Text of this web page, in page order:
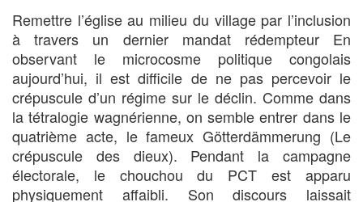
Remettre l’église au milieu du village par l’inclusion
à travers un dernier mandat rédempteur En
observant le microcosme politique congolais
aujourd’hui, il est difficile de ne pas percevoir le
crépuscule d’un régime sur le déclin. Comme dans
la tétralogie wagnérienne, on semble entrer dans le
quatrième acte, le fameux Götterdämmerung (Le
crépuscule des dieux). Pendant la campagne
électorale, le chouchou du PCT est apparu
physiquement affaibli. Son discours laissait